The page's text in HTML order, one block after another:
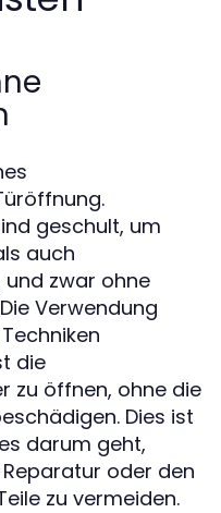
geschult, um
auch
zwar ohne
Verwendung
die
zu öffnen, ohne die
Dies ist
darum geht,
oder den
zu vermeiden.